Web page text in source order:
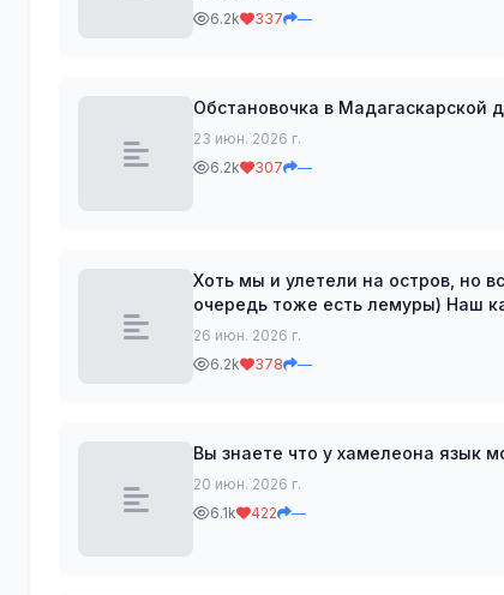
6.2k
337 —
23 июн. 2026 г.
6.2k
307 —
Хоть мы и улетели на остров, но
очередь тоже
26 июн. 2026 г.
6.2k
378 —
20 июн. 2026 г.
6.1k
422 —